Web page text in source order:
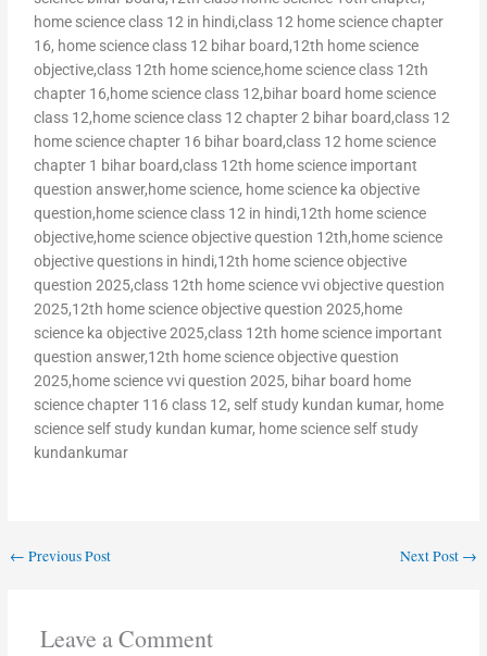
home science class 12 in hindi,class 12 home science chapter
16, home science class 12 bihar board,12th home science
objective,class 12th home science,home science class 12th
chapter 16,home science class 12,bihar board home science
class 12,home science class 12 chapter 2 bihar board,class 12
home science chapter 16 bihar board,class 12 home science
chapter 1 bihar board,class 12th home science important
question answer,home science, home science ka objective
question,home science class 12 in hindi,12th home science
objective,home science objective question 12th,home science
objective questions in hindi,12th home science objective
question 2025,class 12th home science vvi objective question
2025,12th home science objective question 2025,home
science ka objective 2025,class 12th home science important
question answer,12th home science objective question
2025,home science vvi question 2025, bihar board home
science chapter 116 class 12, self study kundan kumar, home
science self study kundan kumar, home science self study
kundankumar
← Previous Post Next Post →
Leave a Comment